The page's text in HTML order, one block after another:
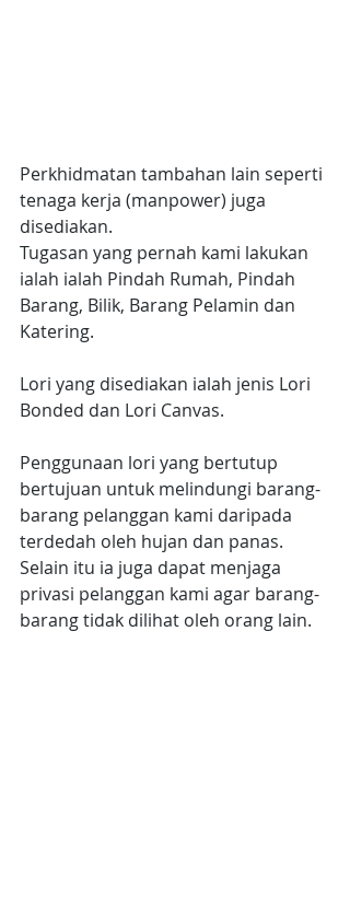
Perkhidmatan tambahan lain seperti
tenaga kerja (manpower) juga
disediakan.
Tugasan yang pernah kami lakukan
ialah ialah Pindah Rumah, Pindah
Barang, Bilik, Barang Pelamin dan
Katering.
Lori yang disediakan ialah jenis Lori
Bonded dan Lori Canvas.
Penggunaan lori yang bertutup
bertujuan untuk melindungi barang-
barang pelanggan kami daripada
terdedah oleh hujan dan panas.
Selain itu ia juga dapat menjaga
privasi pelanggan kami agar barang-
barang tidak dilihat oleh orang lain.